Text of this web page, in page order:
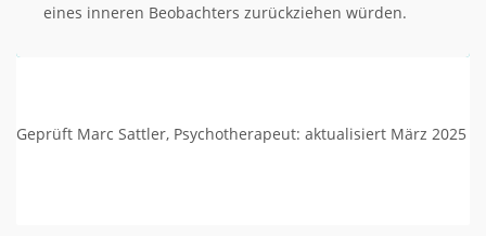
eines inneren Beobachters zurückziehen würden.
Geprüft Marc Sattler, Psychotherapeut: aktualisiert März 2025